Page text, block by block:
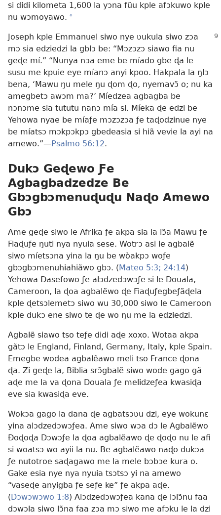
si didi kilometa 1,600 la yɔna fũu kple afɔkuwo kple
nu wɔmoyawo. a
Joseph kple Emmanuel siwo nye ʋukula siwo zɔa
mɔ sia edziedzi la gblɔ be: “Mɔzɔzɔ siawo fia nu
geɖe mí.” “Nunya nɔa eme be míado gbe ɖa le
susu me kpuie eye míanɔ anyi kpoo. Hakpala la ŋlɔ
bena, ‘Mawu ŋu mele ŋu ɖom ɖo, nyemavɔ̃ o; nu ka
amegbetɔ awɔm ma?’ Míedzea agbagba be
nɔnɔme sia tututu nanɔ mía si. Míeka ɖe edzi be
Yehowa nyae be míaƒe mɔzɔzɔa ƒe taɖodzinue nye
be míatsɔ mɔkpɔkpɔ gbedeasia si hiã vevie la ayi na
amewo.”—Psalmo 56:12.
Dukɔ Geɖewo Ƒe
Agbagbadzedze Be
Gbɔgbɔmenuɖuɖu Naɖo Amewo
Gbɔ
Ame geɖe siwo le Afrika ƒe akpa sia la lɔ̃a Mawu ƒe
Fiaɖuƒe ŋuti nya nyuia sese. Wotrɔ asi le agbalẽ
siwo míetsɔna yina la ŋu be wòakpɔ woƒe
gbɔgbɔmenuhiahiãwo gbɔ. ( Mateo 5:3; 24:14)
Yehowa Ðasefowo ƒe alɔdzedɔwɔƒe si le Douala,
Cameroon, la ɖoa agbalẽwo ɖe Fiaɖuƒegbeƒãɖela
kple ɖetsɔlemetɔ siwo wu 30,000 siwo le Cameroon
kple dukɔ ene siwo te ɖe wo ŋu me la edziedzi.
Agbalẽ siawo tso teƒe didi aɖe xoxo. Wotaa akpa
gãtɔ le England, Finland, Germany, Italy, kple Spain.
Emegbe wodea agbalẽawo meli tso France ɖona
ɖa. Zi geɖe la, Biblia srɔ̃gbalẽ siwo wode gago gã
aɖe me la va ɖona Douala ƒe melidzeƒea kwasiɖa
eve sia kwasiɖa eve.
Wokɔa gago la dana ɖe agbatsɔʋu dzi, eye wokunɛ
yina alɔdzedɔwɔƒea. Ame siwo wɔa dɔ le Agbalẽwo
Ðoɖoɖa Dɔwɔƒe la ɖoa agbalẽawo ɖe ɖoɖo nu le afi
si woatsɔ wo ayii la nu. Be agbalẽawo naɖo dukɔa
ƒe nutotroe saɖagawo me la mele bɔbɔe kura o.
Gake esia nye nya nyuia tsɔtsɔ yi na amewo
“vaseɖe anyigba ƒe seƒe ke” ƒe akpa aɖe.
( Dɔwɔwɔwo 1:8) Alɔdzedɔwɔƒea kana ɖe lɔlɔ̃nu faa
dɔwɔla siwo lɔ̃na faa zɔa mɔ siwo me afɔku le la dzi